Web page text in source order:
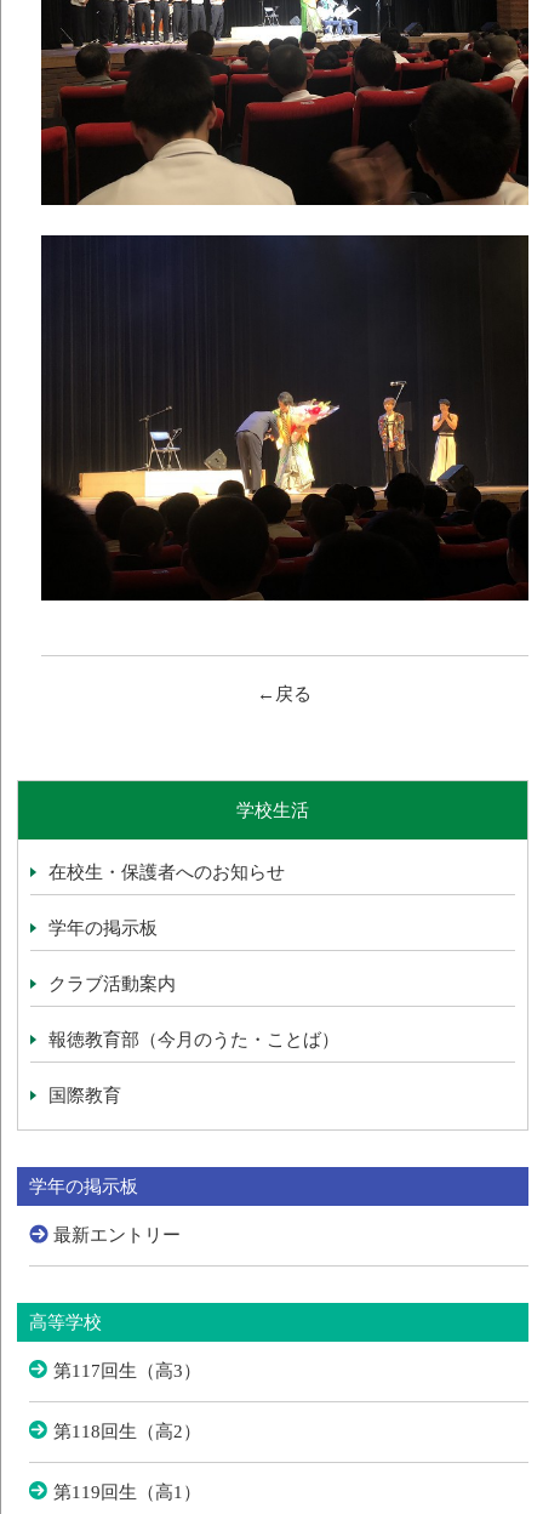
←戻る
学校生活
在校生・保護者へのお知らせ
学年の掲示板
クラブ活動案内
報徳教育部（今月のうた・ことば）
国際教育
学年の掲示板
最新エントリー
高等学校
第117回生（高3）
第118回生（高2）
第119回生（高1）